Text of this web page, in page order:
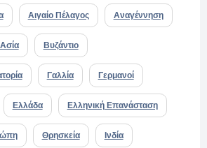
Αιγαίο Πέλαγος Αναγέννηση
Ασία Βυζάντιο
Γαλλία Γερμανοί
Ελλάδα Ελληνική Επανάσταση
Θρησκεία Ινδία